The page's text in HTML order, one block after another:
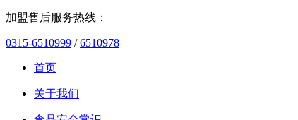
加盟售后服务热线：
0315-6510999 /6510978
首页
关于我们